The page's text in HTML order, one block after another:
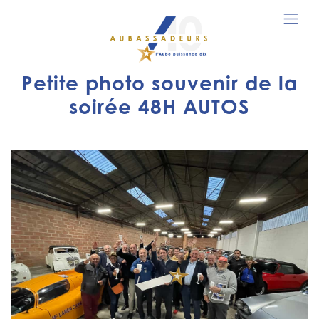
Petite photo souvenir de la
soirée 48H AUTOS